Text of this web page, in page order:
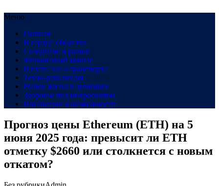
Меню
Главная
В сердце общества
Созидание и рынок
Финансовый компас
В пути: все о транспорте
Техно-революция
Рынок жилья в динамике
Здоровье под микроскопом
Инновации и возможности
Прогноз цены Ethereum (ETH) на 5
июня 2025 года: превысит ли ETH
отметку $2660 или столкнется с новым
откатом?